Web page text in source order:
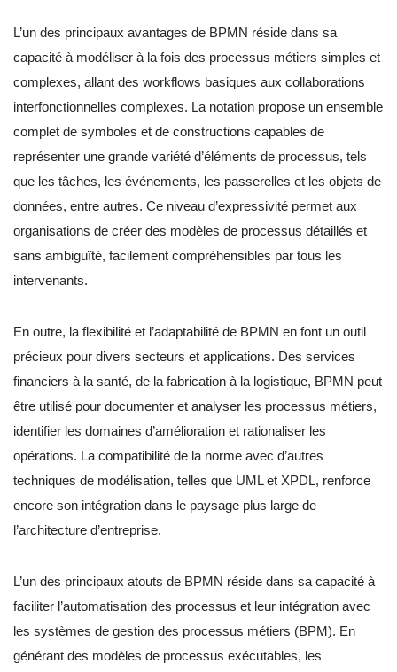
L’un des principaux avantages de BPMN réside dans sa
capacité à modéliser à la fois des processus métiers simples et
complexes, allant des workflows basiques aux collaborations
interfonctionnelles complexes. La notation propose un ensemble
complet de symboles et de constructions capables de
représenter une grande variété d’éléments de processus, tels
que les tâches, les événements, les passerelles et les objets de
données, entre autres. Ce niveau d’expressivité permet aux
organisations de créer des modèles de processus détaillés et
sans ambiguïté, facilement compréhensibles par tous les
intervenants.
En outre, la flexibilité et l’adaptabilité de BPMN en font un outil
précieux pour divers secteurs et applications. Des services
financiers à la santé, de la fabrication à la logistique, BPMN peut
être utilisé pour documenter et analyser les processus métiers,
identifier les domaines d’amélioration et rationaliser les
opérations. La compatibilité de la norme avec d’autres
techniques de modélisation, telles que UML et XPDL, renforce
encore son intégration dans le paysage plus large de
l’architecture d’entreprise.
L’un des principaux atouts de BPMN réside dans sa capacité à
faciliter l’automatisation des processus et leur intégration avec
les systèmes de gestion des processus métiers (BPM). En
générant des modèles de processus exécutables, les